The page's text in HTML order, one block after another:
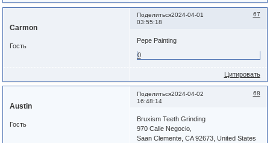
Поделиться 67
2024-04-01
03:55:18
Carmon
Гость
Pepe Painting
0
Цитировать
Поделиться 68
2024-04-02
16:48:14
Austin
Гость
Bruxism Teeth Grinding
970 Calle Negocio,
Saan Clemente, CA 92673, United States